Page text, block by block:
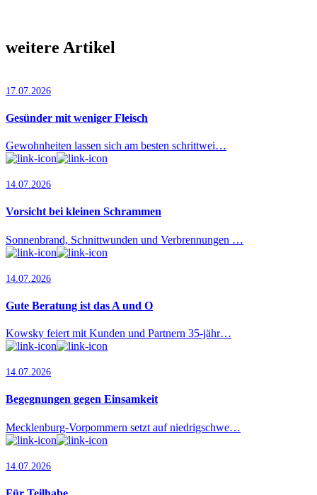
weitere Artikel
17.07.2026
Gesünder mit weniger Fleisch
Gewohnheiten lassen sich am besten schrittwei…
14.07.2026
Vorsicht bei kleinen Schrammen
Sonnenbrand, Schnittwunden und Verbrennungen …
14.07.2026
Gute Beratung ist das A und O
Kowsky feiert mit Kunden und Partnern 35-jähr…
14.07.2026
Begegnungen gegen Einsamkeit
Mecklenburg-Vorpommern setzt auf niedrigschwe…
14.07.2026